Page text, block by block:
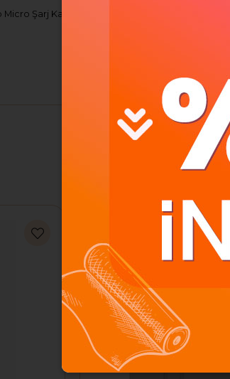
Şarj Kablo Kutulu Usb 2.0 Hızlı Şarj